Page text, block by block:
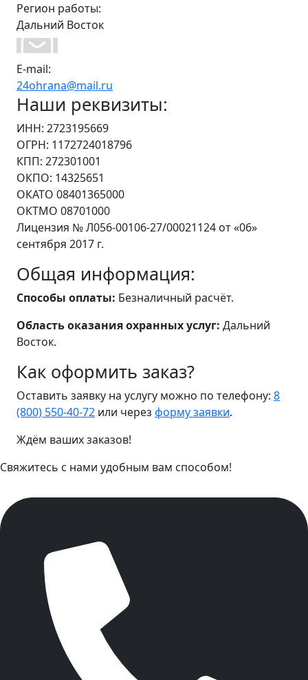
Регион работы:
Дальний Восток
E-mail:
24ohrana@mail.ru
Наши реквизиты:
ИНН: 2723195669
ОГРН: 1172724018796
КПП: 272301001
ОКПО: 14325651
ОКАТО 08401365000
ОКТМО 08701000
Лицензия № Л056-00106-27/00021124 от «06»
сентября 2017 г.
Общая информация:
Способы оплаты: Безналичный расчёт.
Область оказания охранных услуг: Дальний
Восток.
Как оформить заказ?
Оставить заявку на услугу можно по телефону: 8
(800) 550-40-72 или через форму заявки.
Ждём ваших заказов!
Свяжитесь с нами удобным вам способом!